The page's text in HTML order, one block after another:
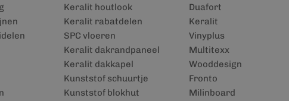
Keralit houtlook
Keralit rabatdelen
SPC vloeren
Keralit dakrandpaneel
Keralit dakkapel
Kunststof schuurtje
Kunststof blokhut
Duafort
Keralit
Vinyplus
Multitexx
Wooddesign
Fronto
Milinboard